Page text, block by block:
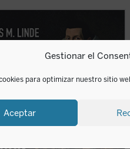
Gestionar el
para optimizar nuestro sitio
Aceptar
y agente, Francisco de Quevedo,
el tiempo, pasó a ser uno de los
Negra. Su biografía, sin las